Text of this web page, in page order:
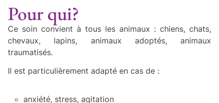
Pour qui?
Ce soin convient à tous les animaux : chiens, chats,
chevaux, lapins, animaux adoptés, animaux
traumatisés.
Il est particulièrement adapté en cas de :
anxiété, stress, agitation